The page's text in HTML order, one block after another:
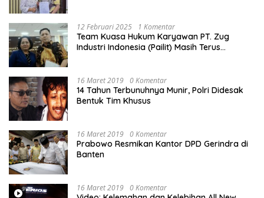
12 Februari 2025 1 Komentar
Team Kuasa Hukum Karyawan PT. Zug
Industri Indonesia (Pailit) Masih Terus
16 Maret 2019 0 Komentar
14 Tahun Terbunuhnya Munir, Polri Didesak
Bentuk Tim Khusus
16 Maret 2019 0 Komentar
Prabowo Resmikan Kantor DPD Gerindra di
Banten
16 Maret 2019 0 Komentar